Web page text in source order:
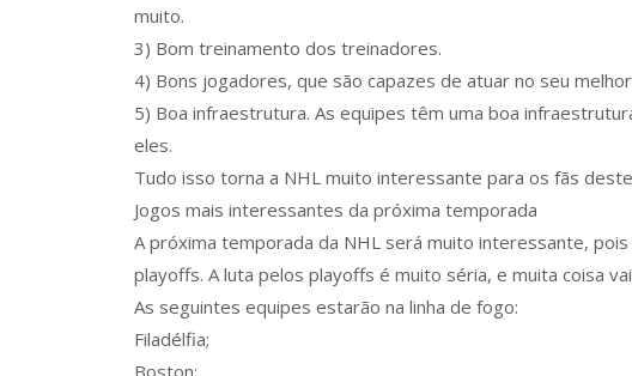
muito.
3) Bom treinamento dos treinadores.
4) Bons jogadores, que são capazes de atuar no seu
5) Boa infraestrutura. As equipes têm uma boa
eles.
Tudo isso torna a NHL muito interessante para os fãs
Jogos mais interessantes da próxima temporada
A próxima temporada da NHL será muito interessante,
playoffs. A luta pelos playoffs é muito séria, e muita coisa
As seguintes equipes estarão na linha de fogo:
Filadélfia;
Boston;